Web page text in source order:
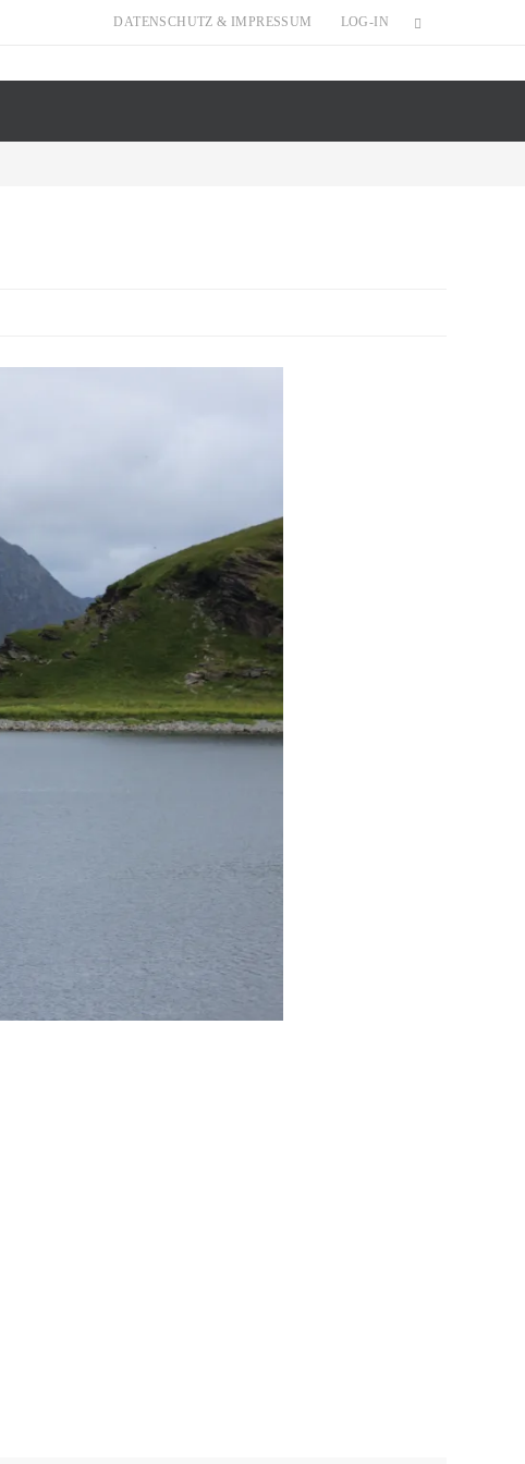
DATENSCHUTZ & IMPRESSUM LOG-IN